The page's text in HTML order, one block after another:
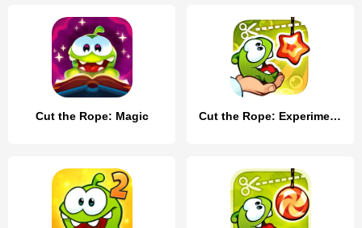
Cut the Rope: Magic Cut the Rope: Experiments